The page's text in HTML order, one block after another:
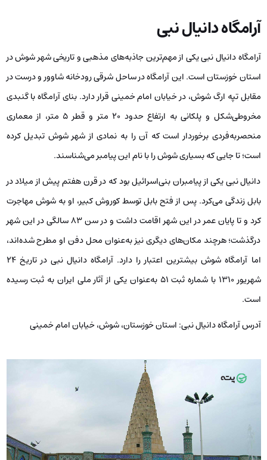
آرامگاه دانیال نبی
آرامگاه دانیال نبی یکی از مهم‌ترین جاذبه‌های مذهبی و تاریخی شهر شوش در
استان خوزستان است. این آرامگاه در ساحل شرقی رودخانه شاوور و درست در
مقابل تپه ارگ شوش، در خیابان امام خمینی قرار دارد. بنای آرامگاه با گنبدی
مخروطی‌شکل و پلکانی به ارتفاع حدود ۲۰ متر و قطر ۵ متر، از معماری
منحصربه‌فردی برخوردار است که آن را به نمادی از شهر شوش تبدیل کرده
است؛ تا جایی که بسیاری شوش را با نام این پیامبر می‌شناسند.
دانیال نبی یکی از پیامبران بنی‌اسرائیل بود که در قرن هفتم پیش از میلاد در
بابل زندگی می‌کرد. پس از فتح بابل توسط کوروش کبیر، او به شوش مهاجرت
کرد و تا پایان عمر در این شهر اقامت داشت و در سن ۸۳ سالگی در این شهر
درگذشت؛ هرچند مکان‌های دیگری نیز به‌عنوان محل دفن او مطرح شده‌اند،
اما آرامگاه شوش بیشترین اعتبار را دارد. آرامگاه دانیال نبی در تاریخ ۲۴
شهریور ۱۳۱۰ با شماره ثبت ۵۱ به‌عنوان یکی از آثار ملی ایران به ثبت رسیده
است.
آدرس آرامگاه دانیال نبی: استان خوزستان، شوش، خیابان امام خمینی